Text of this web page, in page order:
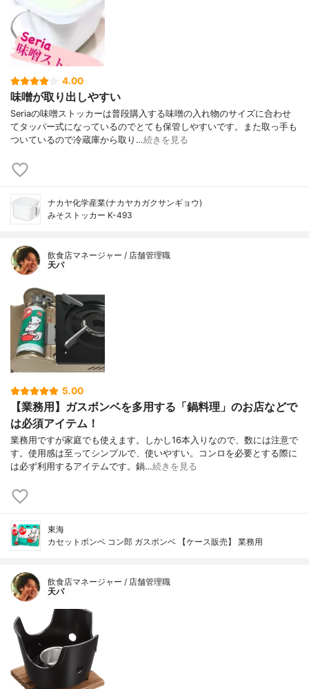
4.00
味噌が取り出しやすい
Seriaの味噌ストッカーは普段購入する味噌の入れ物のサイズに合わせ
てタッパー式になっているのでとても保管しやすいです。また取っ手も
ついているので冷蔵庫から取り…続きを見る
ナカヤ化学産業(ナカヤカガクサンギョウ)
みそストッカー K-493
飲食店マネージャー / 店舗管理職
天パ
5.00
【業務用】ガスボンベを多用する「鍋料理」のお店などで
は必須アイテム！
業務用ですが家庭でも使えます。しかし16本入りなので、数には注意で
す。使用感は至ってシンプルで、使いやすい。コンロを必要とする際に
は必ず利用するアイテムです。鍋…続きを見る
東海
カセットボンベ コン郎 ガスボンベ 【ケース販売】 業務用
飲食店マネージャー / 店舗管理職
天パ